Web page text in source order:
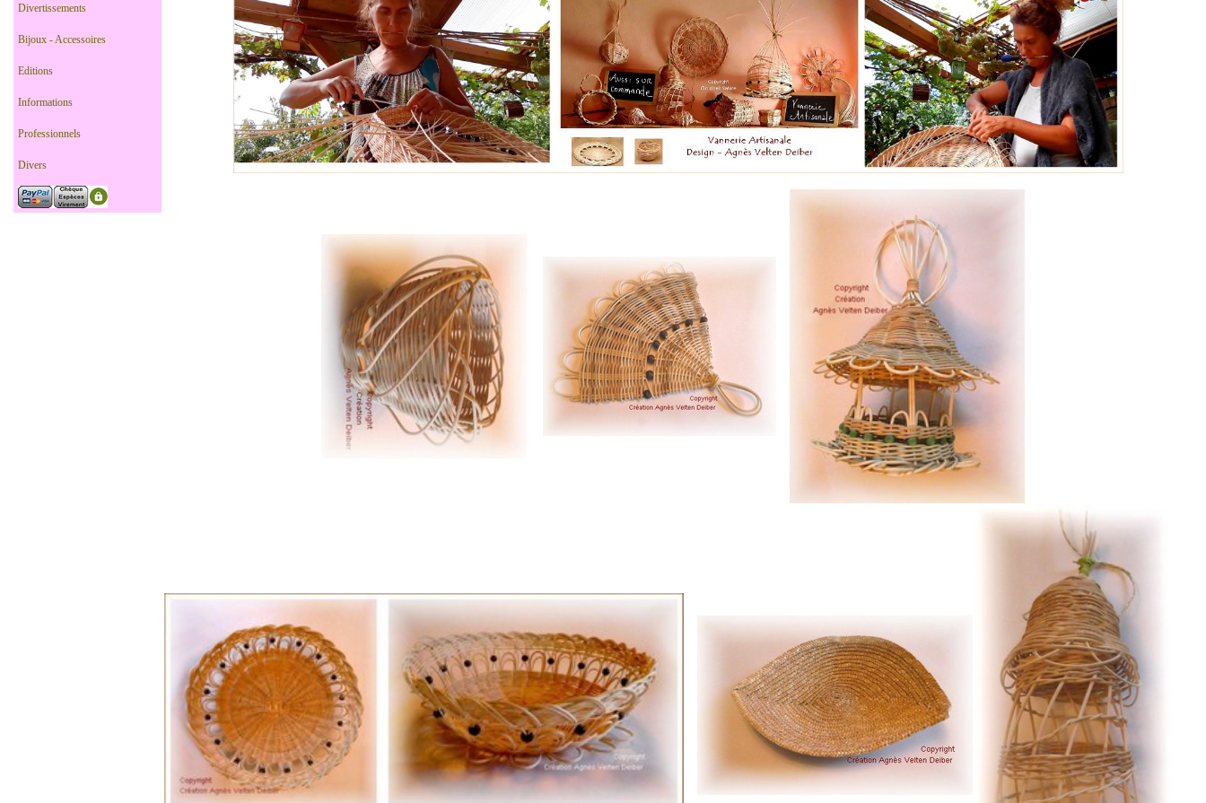
Divertissements
Bijoux - Accessoires
Editions
Informations
Professionnels
Divers